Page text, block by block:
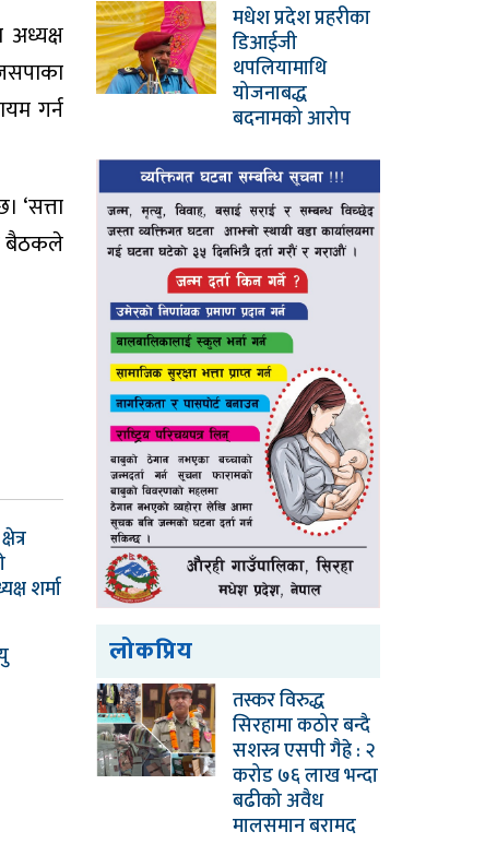
गर्न
‘सत्ता
बैठकले
शर्मा
मधेश प्रदेश प्रहरीका
डिआईजी
थपलियामाथि
योजनाबद्ध
बदनामको आरोप
लोकप्रिय
तस्कर विरुद्ध
सिरहामा कठोर बन्दै
सशस्त्र एसपी गैह्रे : २
करोड ७६ लाख भन्दा
बढीको अवैध
मालसमान बरामद